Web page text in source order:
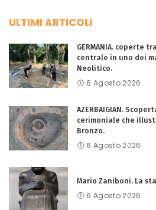
ULTIMI ARTICOLI
GERMANIA. coperte
centrale in uno dei
Neolitico.
6 Agosto 2026
AZERBAIGIAN.
cerimoniale che
Bronzo.
6 Agosto 2026
Mario Zaniboni. La
6 Agosto 2026